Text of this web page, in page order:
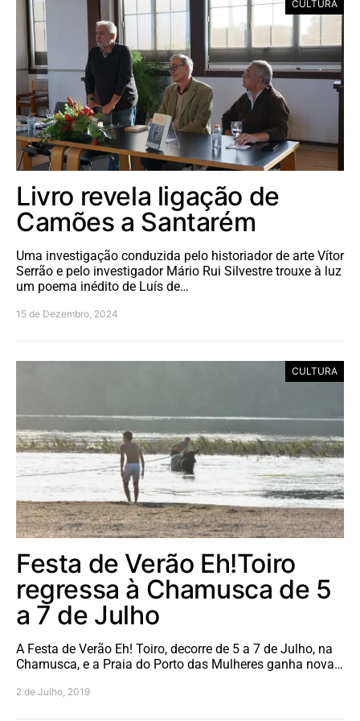
CULTURA
Livro revela ligação de
Camões a Santarém
Uma investigação conduzida pelo historiador de arte Vítor
Serrão e pelo investigador Mário Rui Silvestre trouxe à luz
um poema inédito de Luís de…
15 de Dezembro, 2024
CULTURA
Festa de Verão Eh!Toiro
regressa à Chamusca de 5
a 7 de Julho
A Festa de Verão Eh! Toiro, decorre de 5 a 7 de Julho, na
Chamusca, e a Praia do Porto das Mulheres ganha nova…
2 de Julho, 2019